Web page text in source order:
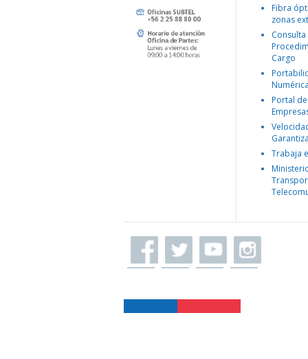
Fibra
zonas
Consulta
Cargo
Portal
Trabaja